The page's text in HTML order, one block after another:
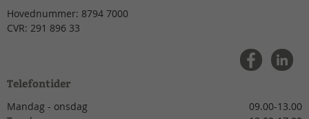
Hovednummer: 8794 7000
CVR: 291 896 33
Telefontider
Mandag - onsdag
09.00-13.00